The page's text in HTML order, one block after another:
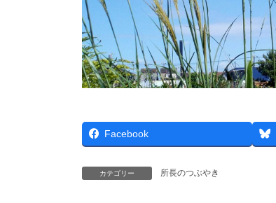
Facebook
カテゴリー 所長のつぶやき